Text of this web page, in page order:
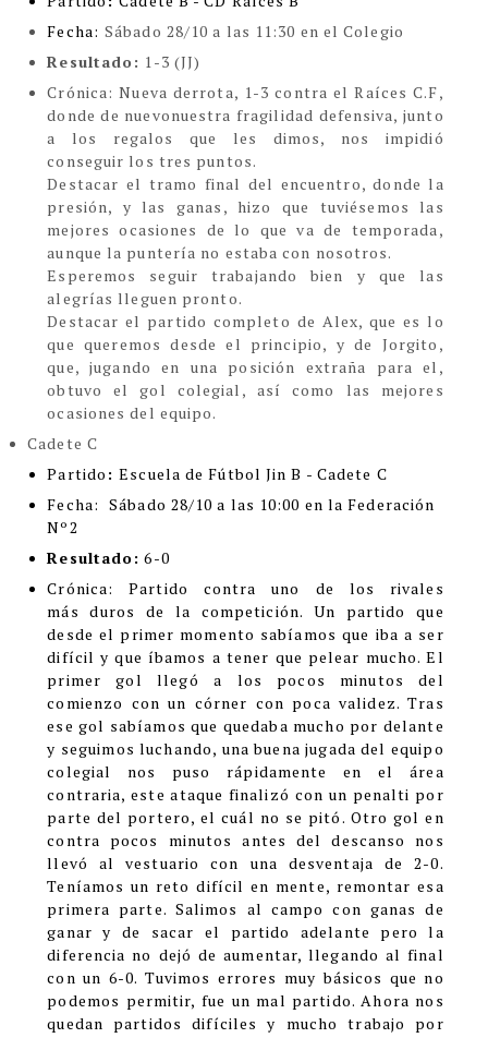
Fecha: Sábado 28/10 a las 11:30 en el Colegio
Resultado: 1-3 (JJ)
Crónica: Nueva derrota, 1-3 contra el Raíces C.F,
donde de nuevonuestra fragilidad defensiva, junto
a los regalos que les dimos, nos impidió
conseguir los tres puntos.
Destacar el tramo final del encuentro, donde la
presión, y las ganas, hizo que tuviésemos las
mejores ocasiones de lo que va de temporada,
aunque la puntería no estaba con nosotros.
Esperemos seguir trabajando bien y que las
alegrías lleguen pronto.
Destacar el partido completo de Alex, que es lo
que queremos desde el principio, y de Jorgito,
que, jugando en una posición extraña para el,
obtuvo el gol colegial, así como las mejores
ocasiones del equipo.
Cadete C
Partido :Escuela de Fútbol Jin B - Cadete C
Fecha: Sábado 28/10 a las 10:00 en la Federación
Nº2
Resultado: 6-0
Crónica:
Partido contra uno de los rivales
más duros de la competición. Un partido que
desde el primer momento sabíamos que iba a ser
difícil y que íbamos a tener que pelear mucho. El
primer gol llegó a los pocos minutos del
comienzo con un córner con poca validez. Tras
ese gol sabíamos que quedaba mucho por delante
y seguimos luchando, una buena jugada del equipo
colegial nos puso rápidamente en el área
contraria, este ataque finalizó con un penalti por
parte del portero, el cuál no se pitó. Otro gol en
contra pocos minutos antes del descanso nos
llevó al vestuario con una desventaja de 2-0.
Teníamos un reto difícil en mente, remontar esa
primera parte. Salimos al campo con ganas de
ganar y de sacar el partido adelante pero la
diferencia no dejó de aumentar, llegando al final
con un 6-0. Tuvimos errores muy básicos que no
podemos permitir, fue un mal partido. Ahora nos
quedan partidos difíciles y mucho trabajo por